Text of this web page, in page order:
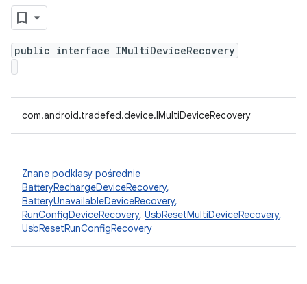
public interface IMultiDeviceRecovery
com.android.tradefed.device.IMultiDeviceRecovery
Znane podklasy pośrednie
BatteryRechargeDeviceRecovery,
BatteryUnavailableDeviceRecovery,
RunConfigDeviceRecovery, UsbResetMultiDeviceRecovery,
UsbResetRunConfigRecovery